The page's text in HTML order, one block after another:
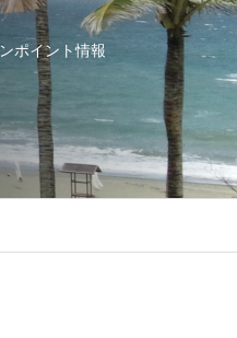
ポイント情報